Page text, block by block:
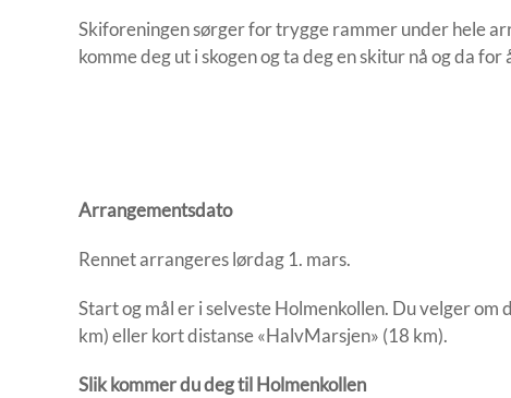
Skiforeningen sørger for trygge rammer under hele
komme deg ut i skogen og ta deg en skitur nå og da
Arrangementsdato
Rennet arrangeres lørdag 1. mars.
Start og mål er i selveste Holmenkollen. Du velger om
km) eller kort distanse «HalvMarsjen» (18 km).
Slik kommer du deg til Holmenkollen